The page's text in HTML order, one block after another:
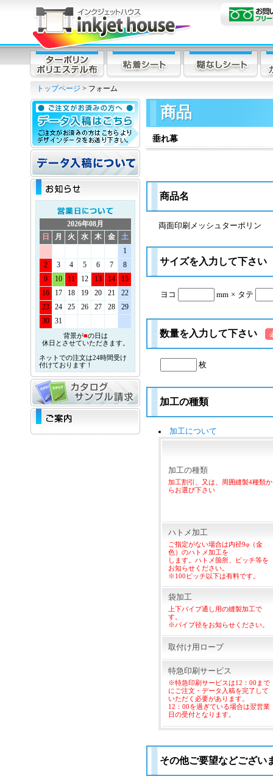
トップページ > フォーム
2026年08月
日
月 火 水 木 金
土
1
2
3 4 5 6 7
8
9
10 11 12 13 14
15
16
17 18 19 20 21
22
23
24 25 26 27 28
29
30
31
背景が■の日は
休日とさせていただきます。
ネットでの注文は24時間受け
付けております！
商品
垂れ幕
商品名
両面印刷メッシュターポリン
サイズを入力して下さい
ヨコ mm × タテ
数量を入力して下さい
枚
加工の種類
加工について
加工の種類
加工割引、又は、周囲縫製4種類か
らお選び下さい
ハトメ加工
ご指定がない場合は内径9φ（金
色）のハトメ加工を
します。ハトメ箇所、ピッチ等を
お知らせください。
※100ピッチ以下は有料です。
袋加工
上下パイプ通し用の縫製加工で
す。
※パイプ径をお知らせください。
取付け用ロープ
特急印刷サービス
※特急印刷サービスは12：00まで
にご注文・データ入稿を完了して
いただく必要があります。
12：00を過ぎている場合は翌営業
日の受付となります。
その他ご要望などござい